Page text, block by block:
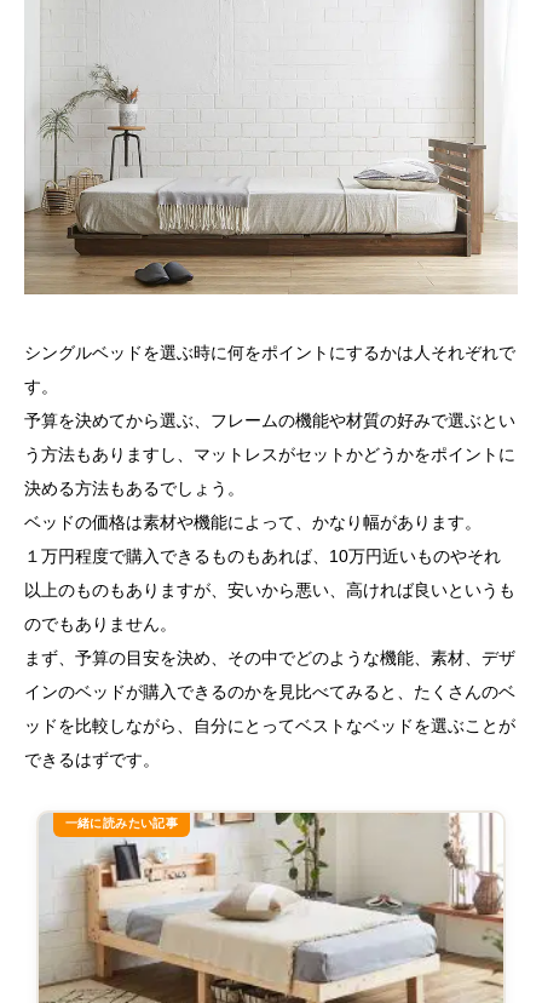
シングルベッドを選ぶ時に何をポイントにするかは人それぞれで
す。
予算を決めてから選ぶ、フレームの機能や材質の好みで選ぶとい
う方法もありますし、マットレスがセットかどうかをポイントに
決める方法もあるでしょう。
ベッドの価格は素材や機能によって、かなり幅があります。
１万円程度で購入できるものもあれば、10万円近いものやそれ
以上のものもありますが、安いから悪い、高ければ良いというも
のでもありません。
まず、予算の目安を決め、その中でどのような機能、素材、デザ
インのベッドが購入できるのかを見比べてみると、たくさんのベ
ッドを比較しながら、自分にとってベストなベッドを選ぶことが
できるはずです。